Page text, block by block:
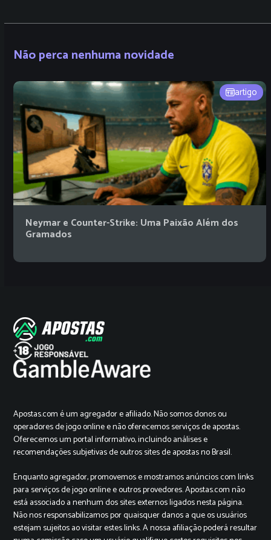
Não perca nenhuma novidade
artigo
Neymar e Counter-Strike: Uma Paixão Além dos
Gramados
Apostas.com é um agregador e afiliado. Não somos donos ou
operadores de jogo online e não oferecemos serviços de apostas.
Oferecemos um portal informativo, incluindo análises e
recomendações subjetivas de outros sites de apostas no Brasil.
Enquanto agregador, promovemos e mostramos anúncios com links
para serviços de jogo online e outros provedores. Apostas.com não
está associado a nenhum dos sites externos ligados nesta página.
Não nos responsabilizamos por quaisquer danos a que os usuários
estejam sujeitos ao visitar estes links. A nossa afiliação poderá resultar